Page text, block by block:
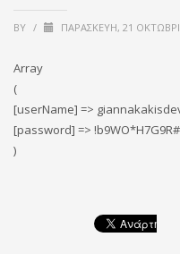
BY / ΠΑΡΑΣΚΕΥΉ, 21
Array
(
[userName] =>
[password] => !b9WO*H7G9R#
)